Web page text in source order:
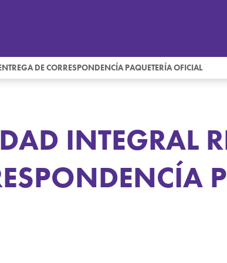
DE CORRESPONDENCÍA PAQUETERÍA OFICIAL
INTEGRAL